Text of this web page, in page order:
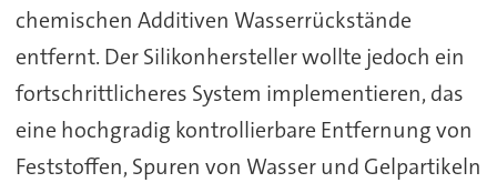
chemischen Additiven Wasserrückstände
entfernt. Der Silikonhersteller wollte jedoch ein
fortschrittlicheres System implementieren, das
eine hochgradig kontrollierbare Entfernung von
Feststoffen, Spuren von Wasser und Gelpartikeln